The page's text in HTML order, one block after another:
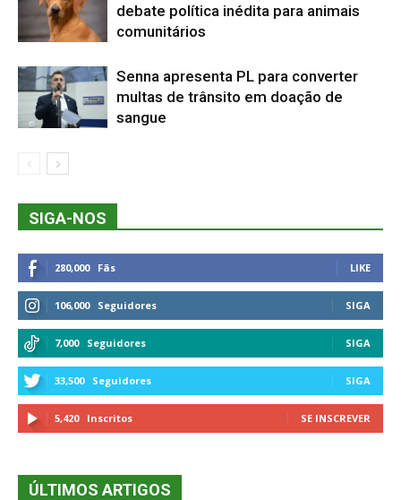
debate política inédita para animais
comunitários
Senna apresenta PL para converter
multas de trânsito em doação de
sangue
SIGA-NOS
280,000 Fãs LIKE
106,000 Seguidores SIGA
7,000 Seguidores SIGA
33,500 Seguidores SIGA
5,420 Inscritos SE INSCREVER
ÚLTIMOS ARTIGOS